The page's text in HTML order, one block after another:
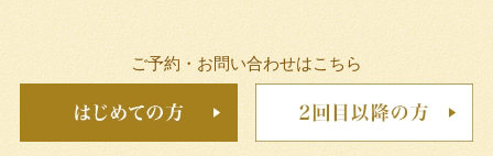
ご予約・お問い合わせはこちら